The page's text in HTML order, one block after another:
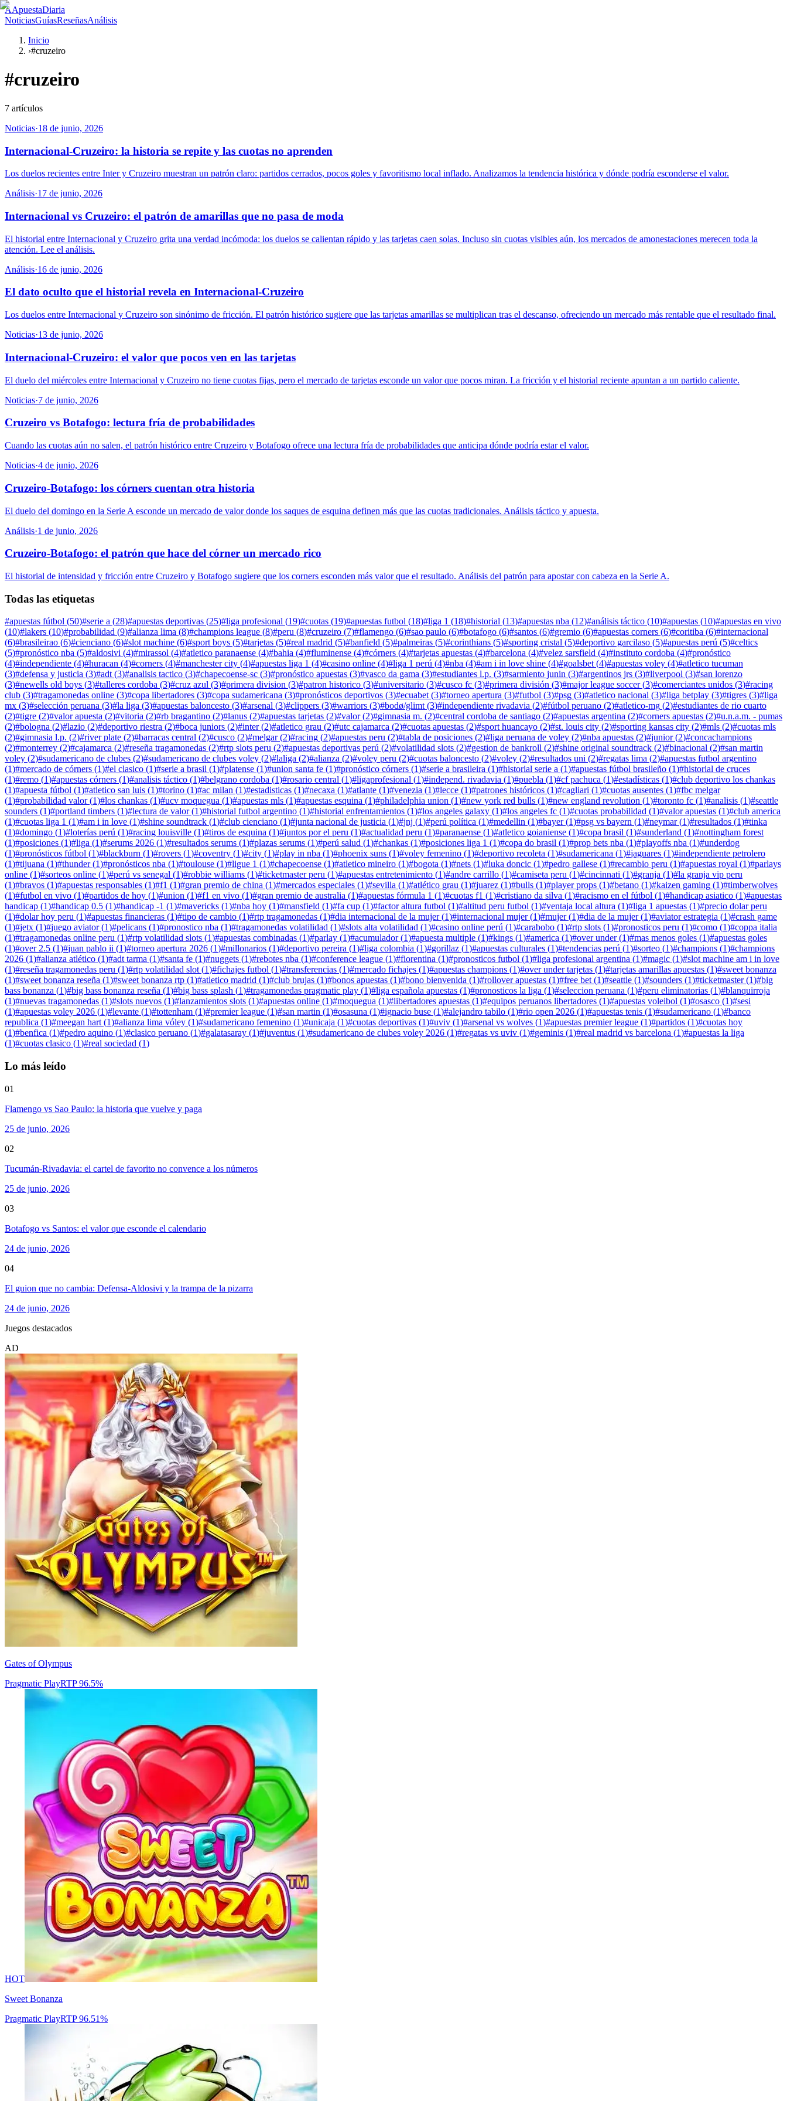
AApuestaDiaria
NoticiasGuíasReseñasAnálisis
Inicio
›#cruzeiro
#cruzeiro
7 artículos
Noticias·18 de junio, 2026
Internacional-Cruzeiro: la historia se repite y las cuotas no aprenden
Los duelos recientes entre Inter y Cruzeiro muestran un patrón claro: partidos cerrados, pocos goles y favoritismo local inflado. Analizamos la tendencia histórica y dónde podría esconderse el valor.
Análisis·17 de junio, 2026
Internacional vs Cruzeiro: el patrón de amarillas que no pasa de moda
El historial entre Internacional y Cruzeiro grita una verdad incómoda: los duelos se calientan rápido y las tarjetas caen solas. Incluso sin cuotas visibles aún, los mercados de amonestaciones merecen toda la
atención. Lee el análisis.
Análisis·16 de junio, 2026
El dato oculto que el historial revela en Internacional-Cruzeiro
Los duelos entre Internacional y Cruzeiro son sinónimo de fricción. El patrón histórico sugiere que las tarjetas amarillas se multiplican tras el descanso, ofreciendo un mercado más rentable que el resultado final.
Noticias·13 de junio, 2026
Internacional-Cruzeiro: el valor que pocos ven en las tarjetas
El duelo del miércoles entre Internacional y Cruzeiro no tiene cuotas fijas, pero el mercado de tarjetas esconde un valor que pocos miran. La fricción y el historial reciente apuntan a un partido caliente.
Noticias·7 de junio, 2026
Cruzeiro vs Botafogo: lectura fría de probabilidades
Cuando las cuotas aún no salen, el patrón histórico entre Cruzeiro y Botafogo ofrece una lectura fría de probabilidades que anticipa dónde podría estar el valor.
Noticias·4 de junio, 2026
Cruzeiro-Botafogo: los córners cuentan otra historia
El duelo del domingo en la Serie A esconde un mercado de valor donde los saques de esquina definen más que las cuotas tradicionales. Análisis táctico y apuesta.
Análisis·1 de junio, 2026
Cruzeiro-Botafogo: el patrón que hace del córner un mercado rico
El historial de intensidad y fricción entre Cruzeiro y Botafogo sugiere que los corners esconden más valor que el resultado. Análisis del patrón para apostar con cabeza en la Serie A.
Todas las etiquetas
#apuestas fútbol (50)#serie a (28)#apuestas deportivas (25)#liga profesional (19)#cuotas (19)#apuestas futbol (18)#liga 1 (18)#historial (13)#apuestas nba (12)#análisis táctico (10)#apuestas (10)#apuestas en vivo
(10)#lakers (10)#probabilidad (9)#alianza lima (8)#champions league (8)#peru (8)#cruzeiro (7)#flamengo (6)#sao paulo (6)#botafogo (6)#santos (6)#gremio (6)#apuestas corners (6)#coritiba (6)#internacional
(6)#brasileirao (6)#cienciano (6)#slot machine (6)#sport boys (5)#tarjetas (5)#real madrid (5)#banfield (5)#palmeiras (5)#corinthians (5)#sporting cristal (5)#deportivo garcilaso (5)#apuestas perú (5)#celtics
(5)#pronóstico nba (5)#aldosivi (4)#mirassol (4)#atletico paranaense (4)#bahia (4)#fluminense (4)#córners (4)#tarjetas apuestas (4)#barcelona (4)#velez sarsfield (4)#instituto cordoba (4)#pronóstico
(4)#independiente (4)#huracan (4)#corners (4)#manchester city (4)#apuestas liga 1 (4)#casino online (4)#liga 1 perú (4)#nba (4)#am i in love shine (4)#goalsbet (4)#apuestas voley (4)#atletico tucuman
(3)#defensa y justicia (3)#adt (3)#analisis tactico (3)#chapecoense-sc (3)#pronóstico apuestas (3)#vasco da gama (3)#estudiantes l.p. (3)#sarmiento junin (3)#argentinos jrs (3)#liverpool (3)#san lorenzo
(3)#newells old boys (3)#talleres cordoba (3)#cruz azul (3)#primera division (3)#patron historico (3)#universitario (3)#cusco fc (3)#primera división (3)#major league soccer(3)#comerciantes unidos (3)#racing
club (3)#tragamonedas online (3)#copa libertadores (3)#copa sudamericana (3)#pronósticos deportivos (3)#ecuabet (3)#torneo apertura (3)#futbol (3)#psg (3)#atletico nacional (3)#liga betplay (3)#tigres (3)#liga
mx (3)#selección peruana (3)#la liga (3)#apuestas baloncesto (3)#arsenal (3)#clippers (3)#warriors (3)#bodø/glimt (3)#independiente rivadavia (2)#fútbol peruano (2)#atletico-mg (2)#estudiantes de rio cuarto
(2)#tigre (2)#valor apuesta (2)#vitoria (2)#rb bragantino (2)#lanus (2)#apuestas tarjetas (2)#valor(2)#gimnasia m. (2)#central cordoba de santiago (2)#apuestas argentina (2)#corners apuestas (2)#u.n.a.m. - pumas
(2)#bologna (2)#lazio (2)#deportivo riestra (2)#boca juniors (2)#inter(2)#atletico grau (2)#utc cajamarca (2)#cuotas apuestas (2)#sport huancayo (2)#st. louis city (2)#sporting kansas city (2)#mls (2)#cuotas mls
(2)#gimnasia l.p. (2)#river plate (2)#barracas central (2)#cusco (2)#melgar(2)#racing (2)#apuestas peru (2)#tabla de posiciones (2)#liga peruana de voley (2)#nba apuestas (2)#junior(2)#concachampions
(2)#monterrey (2)#cajamarca (2)#reseña tragamonedas (2)#rtp slots peru (2)#apuestas deportivas perú (2)#volatilidad slots (2)#gestion de bankroll (2)#shine original soundtrack (2)#binacional (2)#san martin
voley (2)#sudamericano de clubes (2)#sudamericano de clubes voley (2)#laliga (2)#alianza (2)#voley peru (2)#cuotas baloncesto (2)#voley (2)#resultados uni (2)#regatas lima (2)#apuestas futbol argentino
(1)#mercado de córners (1)#el clasico (1)#serie a brasil (1)#platense (1)#union santa fe (1)#pronóstico córners (1)#serie a brasileira (1)#historial serie a (1)#apuestas fútbol brasileño (1)#historial de cruces
(1)#remo (1)#apuestas córners (1)#analisis táctico (1)#belgrano cordoba (1)#rosario central (1)#ligaprofesional (1)#independ. rivadavia (1)#puebla (1)#cf pachuca (1)#estadísticas (1)#club deportivo los chankas
(1)#apuesta fútbol (1)#atletico san luis (1)#torino (1)#ac milan (1)#estadisticas (1)#necaxa (1)#atlante (1)#venezia (1)#lecce (1)#patrones históricos (1)#cagliari (1)#cuotas ausentes (1)#fbc melgar
(1)#probabilidad valor(1)#los chankas (1)#ucv moquegua (1)#apuestas mls (1)#apuestas esquina (1)#philadelphia union (1)#new york red bulls (1)#new england revolution (1)#toronto fc (1)#analisis (1)#seattle
sounders (1)#portland timbers (1)#lectura de valor(1)#historial futbol argentino (1)#historial enfrentamientos (1)#los angeles galaxy (1)#los angeles fc (1)#cuotas probabilidad (1)#valor apuestas (1)#club america
(1)#cuotas liga 1 (1)#am i in love (1)#shine soundtrack (1)#club cienciano (1)#junta nacional de justicia (1)#jnj (1)#perú política (1)#medellin (1)#bayer(1)#psg vs bayern (1)#neymar(1)#resultados (1)#tinka
(1)#domingo (1)#loterías perú (1)#racing louisville (1)#tiros de esquina (1)#juntos por el peru (1)#actualidad peru (1)#paranaense (1)#atletico goianiense (1)#copa brasil (1)#sunderland (1)#nottingham forest
(1)#posiciones (1)#liga (1)#serums 2026 (1)#resultados serums (1)#plazas serums (1)#perú salud (1)#chankas (1)#posiciones liga 1 (1)#copa do brasil (1)#prop bets nba (1)#playoffs nba (1)#underdog
(1)#pronósticos fútbol (1)#blackburn (1)#rovers (1)#coventry (1)#city (1)#play in nba (1)#phoenix suns (1)#voley femenino (1)#deportivo recoleta (1)#sudamericana (1)#jaguares (1)#independiente petrolero
(1)#tijuana (1)#thunder(1)#pronósticos nba (1)#toulouse (1)#ligue 1 (1)#chapecoense (1)#atletico mineiro (1)#bogota (1)#nets (1)#luka doncic (1)#pedro gallese (1)#recambio peru (1)#apuestas royal (1)#parlays
online (1)#sorteos online (1)#perú vs senegal (1)#robbie williams (1)#ticketmaster peru (1)#apuestas entretenimiento (1)#andre carrillo (1)#camiseta peru (1)#cincinnati (1)#granja (1)#la granja vip peru
(1)#bravos (1)#apuestas responsables (1)#f1 (1)#gran premio de china (1)#mercados especiales (1)#sevilla (1)#atlético grau (1)#juarez (1)#bulls (1)#player props (1)#betano (1)#kaizen gaming (1)#timberwolves
(1)#futbol en vivo (1)#partidos de hoy (1)#union (1)#f1 en vivo (1)#gran premio de australia (1)#apuestas fórmula 1 (1)#cuotas f1 (1)#cristiano da silva (1)#racismo en el fútbol (1)#handicap asiatico (1)#apuestas
handicap (1)#handicap 0.5 (1)#handicap -1 (1)#mavericks (1)#nba hoy (1)#mansfield (1)#fa cup (1)#factor altura futbol (1)#altitud peru futbol (1)#ventaja local altura (1)#liga 1 apuestas (1)#precio dolar peru
(1)#dolar hoy peru (1)#apuestas financieras (1)#tipo de cambio (1)#rtp tragamonedas (1)#dia internacional de la mujer(1)#internacional mujer(1)#mujer(1)#dia de la mujer(1)#aviator estrategia (1)#crash game
(1)#jetx (1)#juego aviator(1)#pelicans (1)#pronostico nba (1)#tragamonedas volatilidad (1)#slots alta volatilidad (1)#casino online perú (1)#carabobo (1)#rtp slots (1)#pronosticos peru (1)#como (1)#coppa italia
(1)#tragamonedas online peru (1)#rtp volatilidad slots (1)#apuestas combinadas (1)#parlay (1)#acumulador(1)#apuesta multiple (1)#kings (1)#america (1)#over under(1)#mas menos goles (1)#apuestas goles
(1)#over 2.5 (1)#juan pablo ii (1)#torneo apertura 2026 (1)#millonarios (1)#deportivo pereira (1)#liga colombia (1)#gorillaz (1)#apuestas culturales (1)#tendencias perú (1)#sorteo (1)#champions (1)#champions
2026 (1)#alianza atlético (1)#adt tarma (1)#santa fe (1)#nuggets (1)#rebotes nba (1)#conference league (1)#fiorentina (1)#pronosticos futbol (1)#liga profesional argentina (1)#magic (1)#slot machine am i in love
(1)#reseña tragamonedas peru (1)#rtp volatilidad slot (1)#fichajes futbol (1)#transferencias (1)#mercado fichajes (1)#apuestas champions (1)#over under tarjetas (1)#tarjetas amarillas apuestas (1)#sweet bonanza
(1)#sweet bonanza reseña (1)#sweet bonanza rtp (1)#atletico madrid (1)#club brujas (1)#bonos apuestas (1)#bono bienvenida (1)#rollover apuestas (1)#free bet (1)#seattle (1)#sounders (1)#ticketmaster(1)#big
bass bonanza (1)#big bass bonanza reseña (1)#big bass splash (1)#tragamonedas pragmatic play (1)#liga española apuestas (1)#pronosticos la liga (1)#seleccion peruana (1)#peru eliminatorias (1)#blanquirroja
(1)#nuevas tragamonedas (1)#slots nuevos (1)#lanzamientos slots (1)#apuestas online (1)#moquegua (1)#libertadores apuestas (1)#equipos peruanos libertadores (1)#apuestas voleibol (1)#osasco (1)#sesi
(1)#apuestas voley 2026 (1)#levante (1)#tottenham (1)#premier league (1)#san martin (1)#osasuna (1)#ignacio buse (1)#alejandro tabilo (1)#rio open 2026 (1)#apuestas tenis (1)#sudamericano (1)#banco
republica (1)#meegan hart (1)#alianza lima vóley (1)#sudamericano femenino (1)#unicaja (1)#cuotas deportivas (1)#uviv (1)#arsenal vs wolves (1)#apuestas premier league (1)#partidos (1)#cuotas hoy
(1)#benfica (1)#pedro aquino (1)#clasico peruano (1)#galatasaray (1)#juventus (1)#sudamericano de clubes voley 2026 (1)#regatas vs uviv (1)#geminis (1)#real madrid vs barcelona (1)#apuestas la liga
(1)#cuotas clasico (1)#real sociedad (1)
Lo más leído
01
Flamengo vs Sao Paulo: la historia que vuelve y paga
25 de junio, 2026
02
Tucumán-Rivadavia: el cartel de favorito no convence a los números
25 de junio, 2026
03
Botafogo vs Santos: el valor que esconde el calendario
24 de junio, 2026
04
El guion que no cambia: Defensa-Aldosivi y la trampa de la pizarra
24 de junio, 2026
Juegos destacados
AD
Gates of Olympus
Pragmatic PlayRTP96.5%
HOT
Sweet Bonanza
Pragmatic PlayRTP96.51%